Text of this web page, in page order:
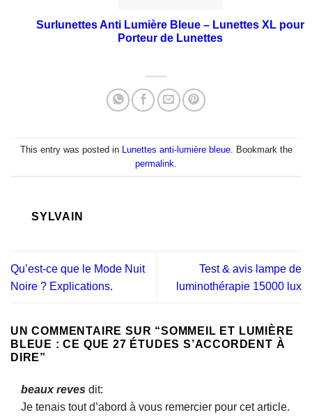
Surlunettes Anti Lumière Bleue – Lunettes XL pour
Porteur de Lunettes
This entry was posted in Lunettes anti-lumière bleue. Bookmark the
permalink
SYLVAIN
Qu’est-ce que le Mode Nuit
Noire ? Explications.
Test & avis lampe de
luminothérapie 15000 lux
UN COMMENTAIRE SUR “SOMMEIL ET LUMIÈRE
BLEUE : CE QUE 27 ÉTUDES S’ACCORDENT À
DIRE”
beaux reves dit:
Je tenais tout d’abord à vous remercier pour cet article.